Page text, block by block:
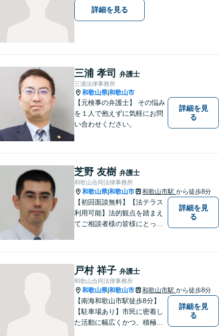
詳細を見る
三浦 孝司 弁護士
三浦法律事務所
和歌山県|和歌山市
【元検事の弁護士】 その悩み
を１人で抱えずに気軽にお問
い合わせください。
詳細を見
る
芝野 友樹 弁護士
和歌山合同法律事務所
和歌山県|和歌山市 和歌山市駅 から徒歩8分
【初回面談無料】【法テラス
利用可能】法的観点を踏まえ
てご相談者様の皆様にとって
【当日／夜間／応相談】お悩
み事がございましたら、お気
軽にご相談下さい。
詳細を見
る
戸村 祥子 弁護士
和歌山合同法律事務所
和歌山県|和歌山市 和歌山市駅 から徒歩8分
【南海和歌山市駅徒歩8分】
【駐車場あり】市民に密着し
た活動に幅広くかつ、積極的
詳細を見
る